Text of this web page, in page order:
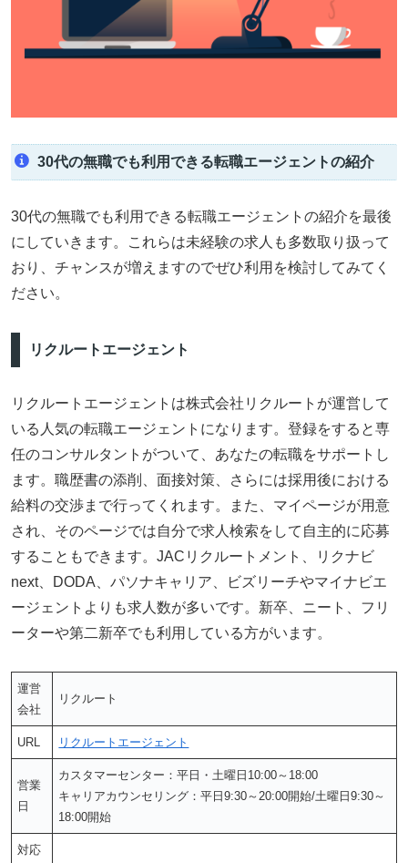
30代の無職でも利用できる転職エージェントの紹介
30代の無職でも利用できる転職エージェントの紹介を最後
にしていきます。これらは未経験の求人も多数取り扱って
おり、チャンスが増えますのでぜひ利用を検討してみてく
ださい。
リクルートエージェント
リクルートエージェントは株式会社リクルートが運営して
いる人気の転職エージェントになります。登録をすると専
任のコンサルタントがついて、あなたの転職をサポートし
ます。職歴書の添削、面接対策、さらには採用後における
給料の交渉まで行ってくれます。また、マイページが用意
され、そのページでは自分で求人検索をして自主的に応募
することもできます。JACリクルートメント、リクナビ
next、DODA、パソナキャリア、ビズリーチやマイナビエ
ージェントよりも求人数が多いです。新卒、ニート、フリ
ーターや第二新卒でも利用している方がいます。
運営
会社
リクルート
URL リクルートエージェント
営業
日
カスタマーセンター：平日・土曜日10:00～18:00
キャリアカウンセリング：平日9:30～20:00開始/土曜日9:30～
18:00開始
対応